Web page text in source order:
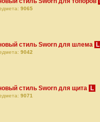
9065
стиль Sworn для шлема L
9042
стиль Sworn для щита L
9071